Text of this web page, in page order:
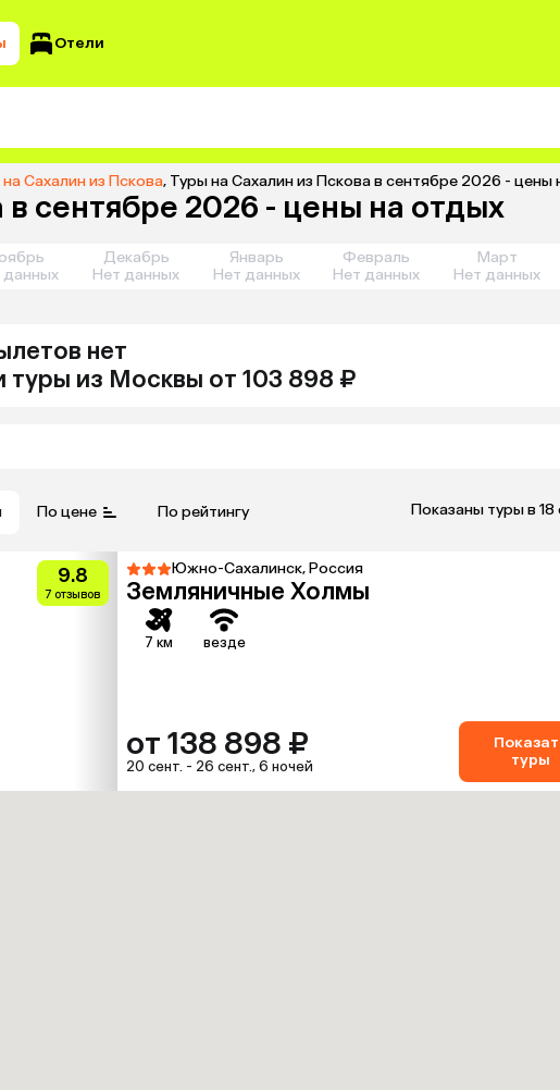
Отели
Сахалин из Пскова, Туры на Сахалин из Пскова в сентябре 2026 - цены
сентябре 2026 - цены на отдых
данных
Декабрь
Нет данных
Январь
Нет данных
Февраль
Нет данных
Март
Нет данных
нет
туры из Москвы от 103 898 ₽
По цене По рейтингу Показаны туры в 18
9.8
7 отзывов
Южно-Сахалинск, Россия
Земляничные Холмы
7 км везде
от 138 898 ₽
20 сент. - 26 сент., 6 ночей
туры